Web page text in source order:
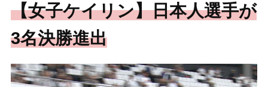
【女子ケイリン】日本人選手が
3名決勝進出